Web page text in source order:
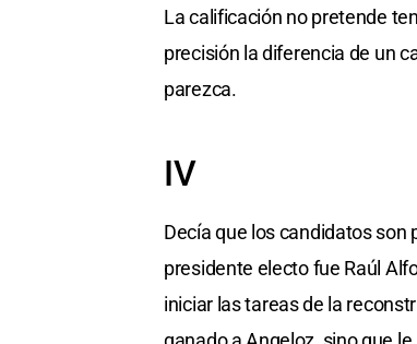
La calificación no pretende
precisión la diferencia de un
parezca.
IV
Decía que los candidatos son
presidente electo fue Raúl
iniciar las tareas de la